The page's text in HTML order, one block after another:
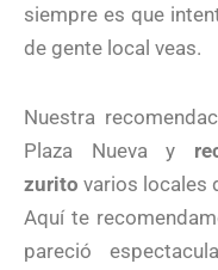
siempre es que
de gente local veas.
Nuestra
Plaza Nueva y
zurito varios locales
Aquí te
pareció